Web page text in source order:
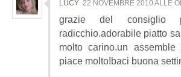
LUCY 22 NOVEMBRE 2010 ALLE
grazie del consiglio
radicchio.adorabile piatto
molto carino.un assemble
piace molto!baci buona